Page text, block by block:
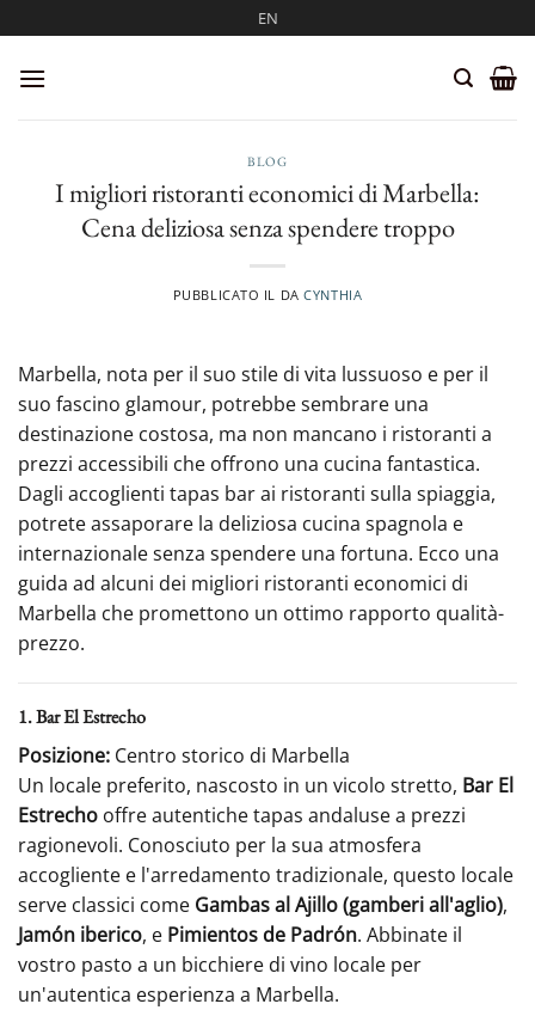
ai
contenuti
EN
BLOG
I migliori ristoranti economici di Marbella:
Cena deliziosa senza spendere troppo
PUBBLICATO IL DACYNTHIA
Marbella, nota per il suo stile di vita lussuoso e per il
suo fascino glamour, potrebbe sembrare una
destinazione costosa, ma non mancano i ristoranti a
prezzi accessibili che offrono una cucina fantastica.
Dagli accoglienti tapas bar ai ristoranti sulla spiaggia,
potrete assaporare la deliziosa cucina spagnola e
internazionale senza spendere una fortuna. Ecco una
guida ad alcuni dei migliori ristoranti economici di
Marbella che promettono un ottimo rapporto qualità-
prezzo.
1. Bar El Estrecho
Posizione: Centro storico di Marbella
Un locale preferito, nascosto in un vicolo stretto, Bar El
Estrecho offre autentiche tapas andaluse a prezzi
ragionevoli. Conosciuto per la sua atmosfera
accogliente e l'arredamento tradizionale, questo locale
serve classici come Gambas al Ajillo (gamberi all'aglio),
Jamón iberico, e Pimientos de Padrón. Abbinate il
vostro pasto a un bicchiere di vino locale per
un'autentica esperienza a Marbella.